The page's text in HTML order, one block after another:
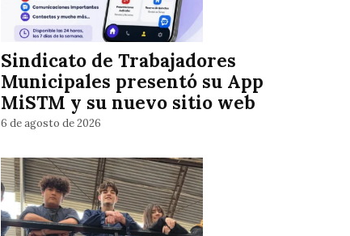
Sindicato de Trabajadores
Municipales presentó su App
MiSTM y su nuevo sitio web
6 de agosto de 2026